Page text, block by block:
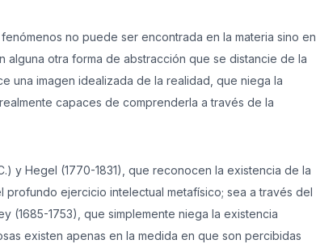
no puede ser encontrada en la materia sino en
alguna otra forma de abstracción que se distancie de la
una imagen idealizada de la realidad, que niega la
capaces de comprenderla a través de la
y Hegel (1770-1831), que reconocen la existencia de la
ejercicio intelectual metafísico; sea a través del
(1685-1753), que simplemente niega la existencia
existen apenas en la medida en que son percibidas